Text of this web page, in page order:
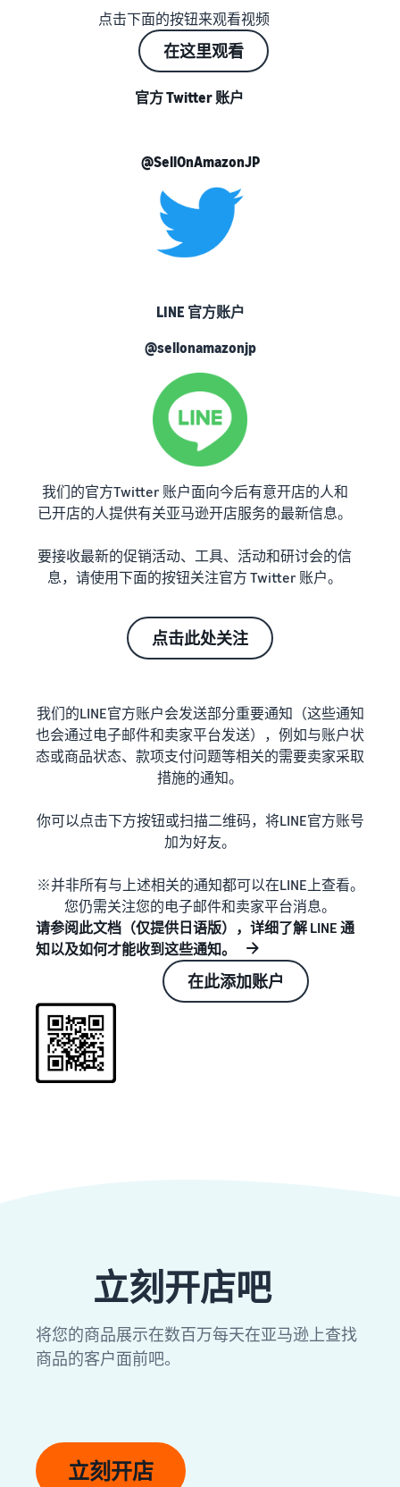
点击下面的按钮来观看视频
在这里观看
官方 Twitter 账户
@SellOnAmazonJP
LINE 官方账户
@sellonamazonjp
我们的官方Twitter 账户面向今后有意开店的人和
已开店的人提供有关亚马逊开店服务的最新信息。
要接收最新的促销活动、工具、活动和研讨会的信
息，请使用下面的按钮关注官方 Twitter 账户。
点击此处关注
我们的LINE官方账户会发送部分重要通知（这些通知
也会通过电子邮件和卖家平台发送），例如与账户状
态或商品状态、款项支付问题等相关的需要卖家采取
措施的通知。
你可以点击下方按钮或扫描二维码，将LINE官方账号
加为好友。
※并非所有与上述相关的通知都可以在LINE上查看。
您仍需关注您的电子邮件和卖家平台消息。
请参阅此文档（仅提供日语版），详细了解 LINE 通
知以及如何才能收到这些通知。
在此添加账户
立刻开店吧
将您的商品展示在数百万每天在亚马逊上查找
商品的客户面前吧。
立刻开店